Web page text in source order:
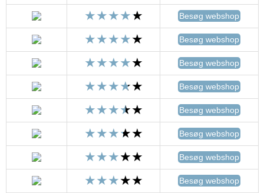
Besøg webshop
Besøg webshop
Besøg webshop
Besøg webshop
Besøg webshop
Besøg webshop
Besøg webshop
Besøg webshop